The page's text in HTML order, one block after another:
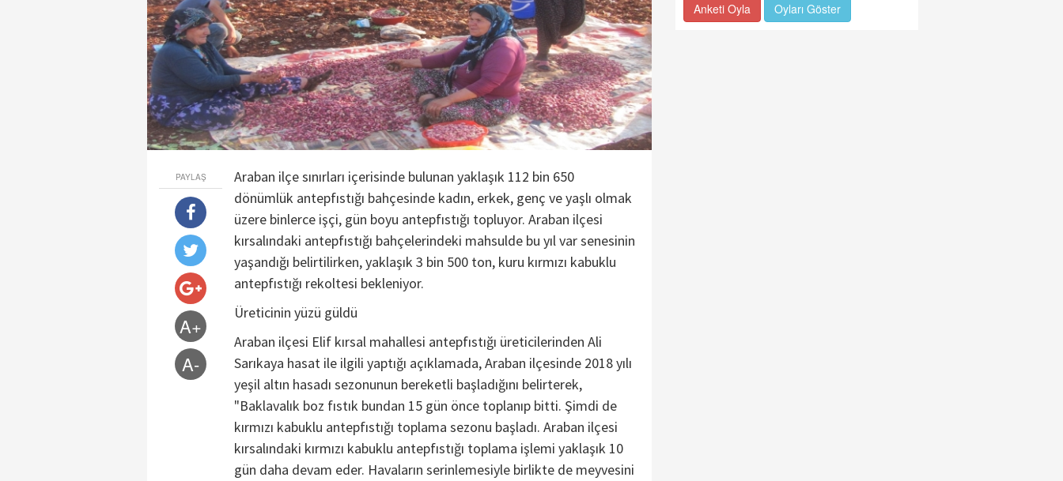
PAYLAŞ
A+
A-
Araban ilçe sınırları içerisinde bulunan yaklaşık 112 bin 650
dönümlük antepfıstığı bahçesinde kadın, erkek, genç ve yaşlı olmak
üzere binlerce işçi, gün boyu antepfıstığı topluyor. Araban ilçesi
kırsalındaki antepfıstığı bahçelerindeki mahsulde bu yıl var senesinin
yaşandığı belirtilirken, yaklaşık 3 bin 500 ton, kuru kırmızı kabuklu
antepfıstığı rekoltesi bekleniyor.
Üreticinin yüzü güldü
Araban ilçesi Elif kırsal mahallesi antepfıstığı üreticilerinden Ali
Sarıkaya hasat ile ilgili yaptığı açıklamada, Araban ilçesinde 2018 yılı
yeşil altın hasadı sezonunun bereketli başladığını belirterek,
"Baklavalık boz fıstık bundan 15 gün önce toplanıp bitti. Şimdi de
kırmızı kabuklu antepfıstığı toplama sezonu başladı. Araban ilçesi
kırsalındaki kırmızı kabuklu antepfıstığı toplama işlemi yaklaşık 10
gün daha devam eder. Havaların serinlemesiyle birlikte de meyvesini
Anketi Oyla Oyları Göster